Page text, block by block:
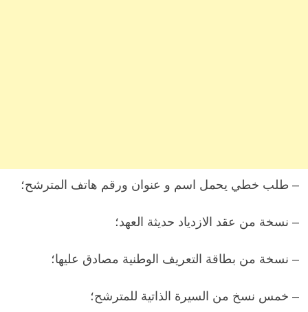
– طلب خطي يحمل اسم و عنوان ورقم هاتف المترشح؛
– نسخة من عقد الازدياد حديثة العهد؛
– نسخة من بطاقة التعريف الوطنية مصادق عليها؛
– خمس نسخ من السيرة الذاتية للمترشح؛